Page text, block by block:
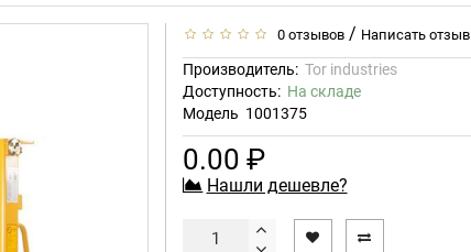
0 отзывов / Написать отзыв
Производитель: Tor industries
Доступность: На складе
Модель 1001375
0.00 ₽
Нашли дешевле?